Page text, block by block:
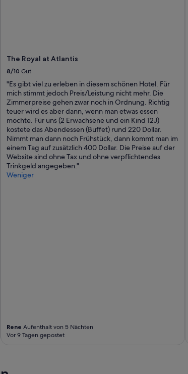
The Royal at Atlantis
8/10 Gut
"Es gibt viel zu erleben in diesem schönen Hotel. Für
mich stimmt jedoch Preis/Leistung nicht mehr. Die
Zimmerpreise gehen zwar noch in Ordnung. Richtig
teuer wird es aber dann, wenn man etwas essen
möchte. Für uns (2 Erwachsene und ein Kind 12J)
kostete das Abendessen (Buffet) rund 220 Dollar.
Nimmt man dann noch Frühstück, dann kommt man im
einem Tag auf zusätzlich 400 Dollar. Die Preise auf der
Website sind ohne Tax und ohne verpflichtendes
Trinkgeld angegeben."
Weniger
Rene Aufenthalt von 5 Nächten
Vor 9 Tagen gepostet